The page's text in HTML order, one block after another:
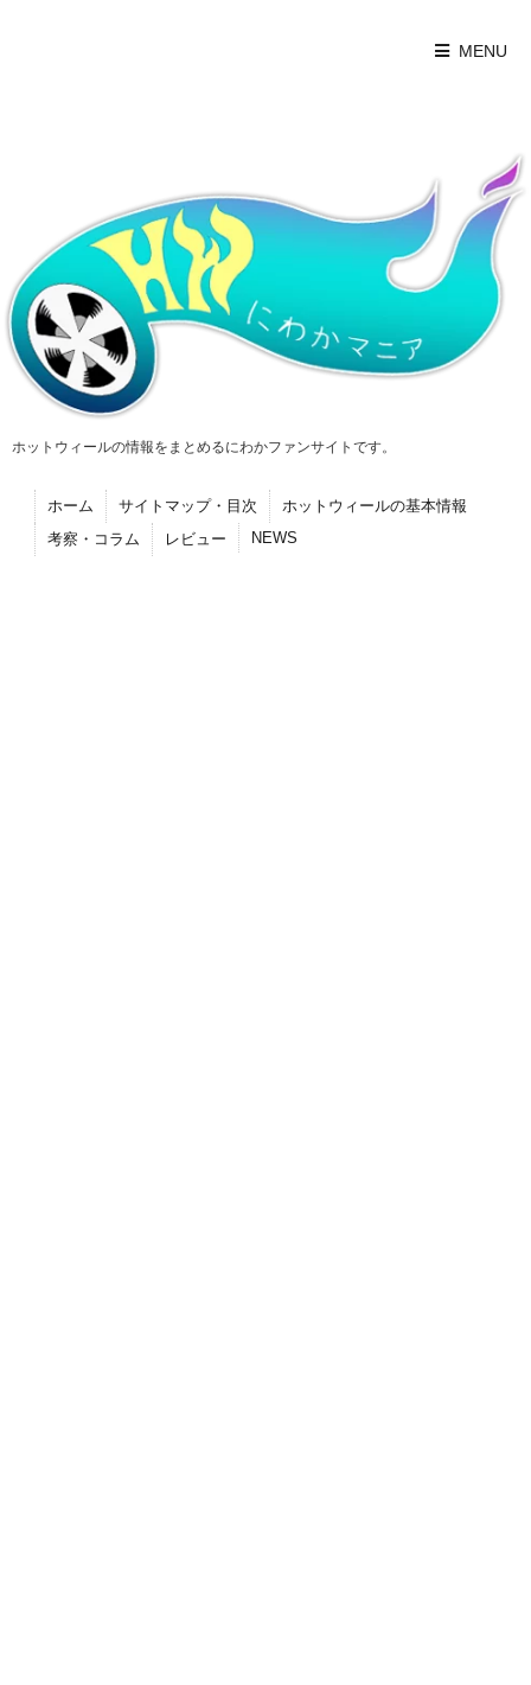
MENU
ホットウィールの情報をまとめるにわかファンサイトです。
ホーム サイトマップ・目次
ホットウィールの基本情報
考察・コラム
レビュー NEWS